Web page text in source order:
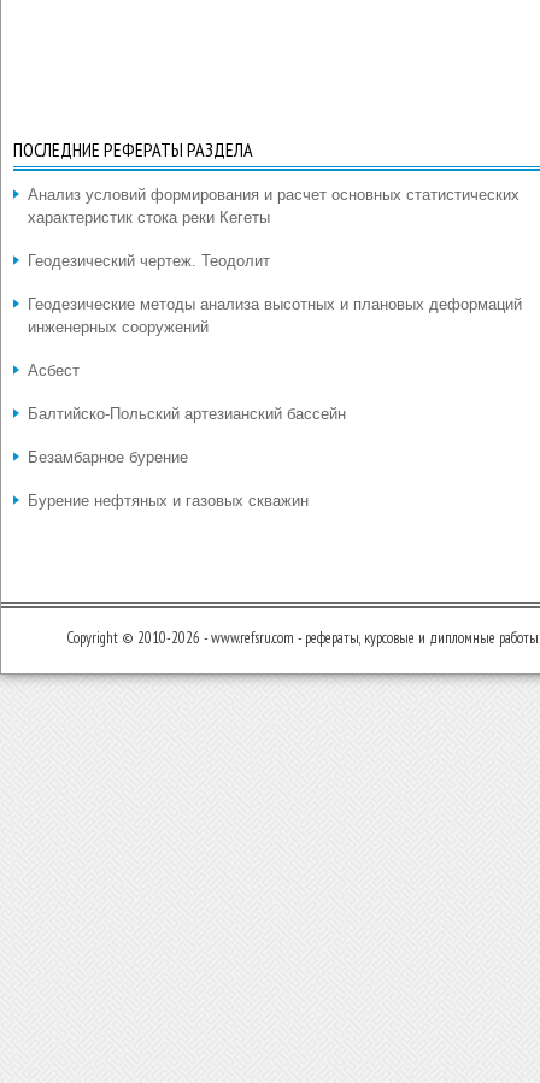
ПОСЛЕДНИЕ РЕФЕРАТЫ РАЗДЕЛА
Анализ условий формирования и расчет основных статистических
характеристик стока реки Кегеты
Геодезический чертеж. Теодолит
Геодезические методы анализа высотных и плановых деформаций
инженерных сооружений
Асбест
Балтийско-Польский артезианский бассейн
Безамбарное бурение
Бурение нефтяных и газовых скважин
Copyright © 2010-2026 - www.refsru.com - рефераты, курсовые и дипломные работы